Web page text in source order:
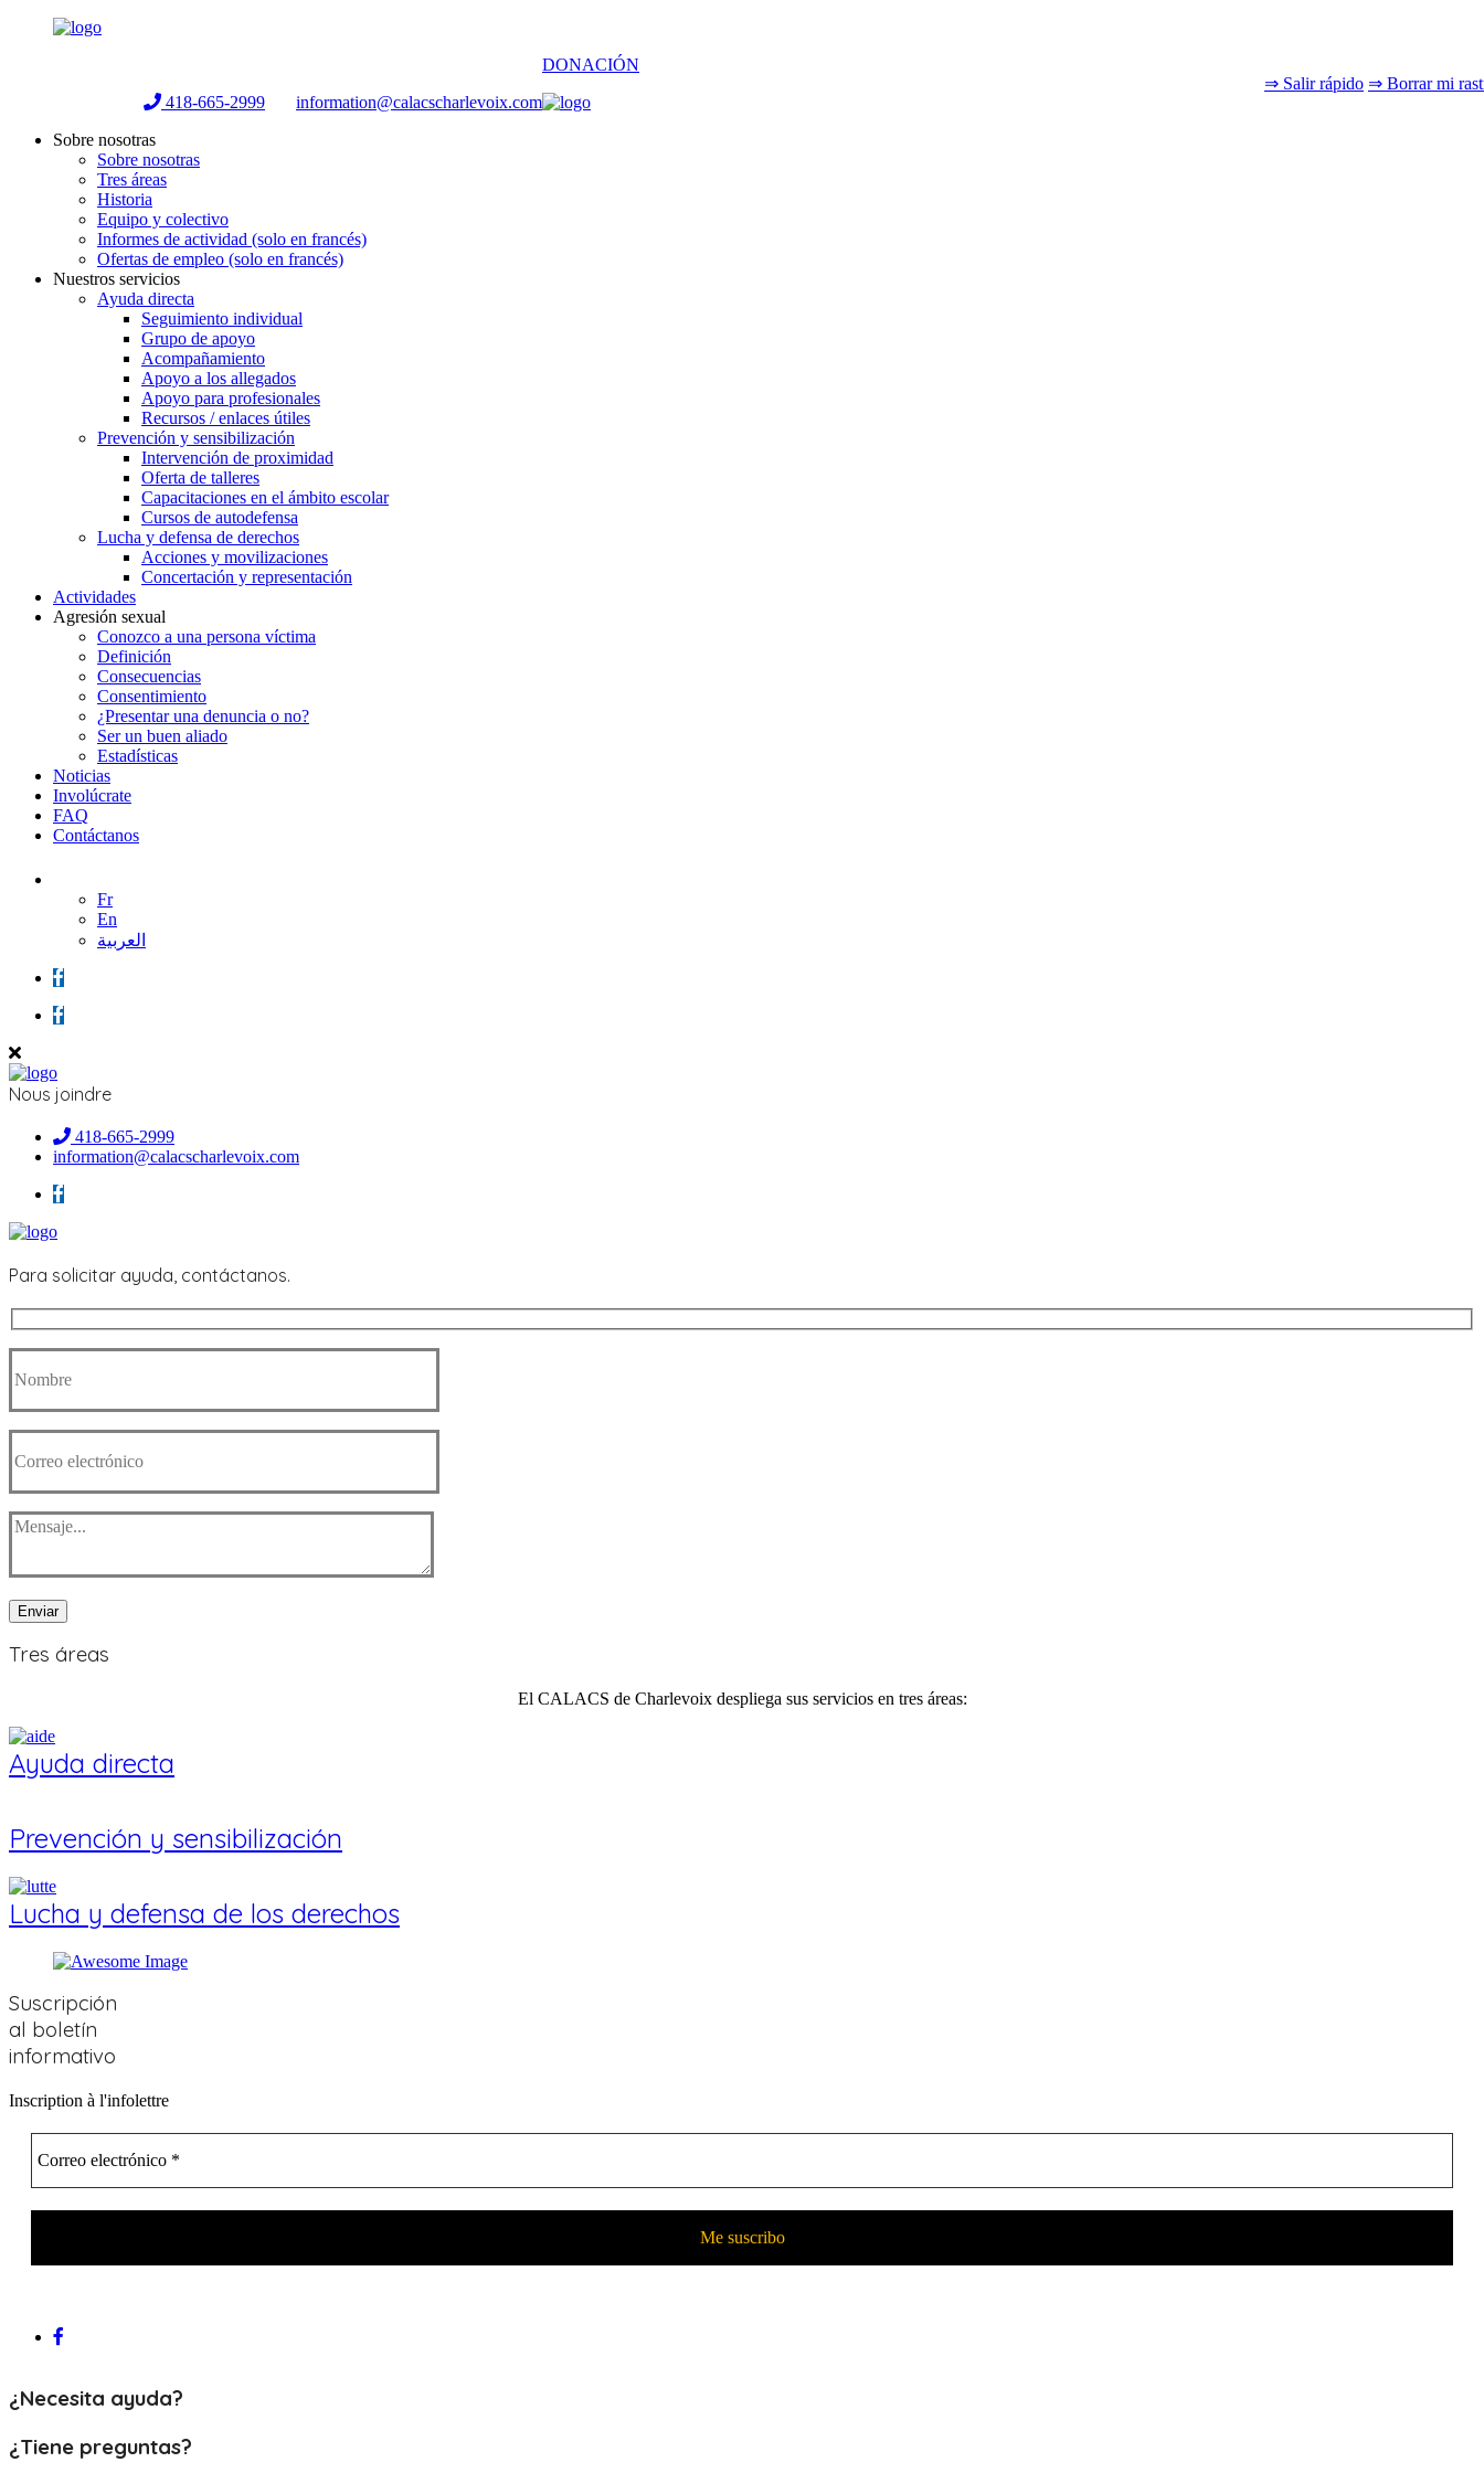
418-665-2999 information@calacscharlevoix.com
⇒ Salir rápido ⇒ Borrar mi
DONACIÓN
Sobre nosotras
Sobre nosotras
Tres áreas
Historia
Equipo y colectivo
Informes de actividad (solo en francés)
Ofertas de empleo (solo en francés)
Nuestros servicios
Ayuda directa
Seguimiento individual
Grupo de apoyo
Acompañamiento
Apoyo a los allegados
Apoyo para profesionales
Recursos / enlaces útiles
Prevención y sensibilización
Intervención de proximidad
Oferta de talleres
Capacitaciones en el ámbito escolar
Cursos de autodefensa
Lucha y defensa de derechos
Acciones y movilizaciones
Concertación y representación
Actividades
Agresión sexual
Conozco a una persona víctima
Definición
Consecuencias
Consentimiento
¿Presentar una denuncia o no?
Ser un buen aliado
Estadísticas
Noticias
Involúcrate
FAQ
Contáctanos
Fr
En
العربية
Nous joindre
418-665-2999
information@calacscharlevoix.com
Para solicitar ayuda, contáctanos.
Enviar
Tres áreas
El CALACS de Charlevoix despliega sus servicios en tres áreas:
Ayuda directa
Prevención y sensibilización
Lucha y defensa de los derechos
Suscripción
al boletín
informativo
Inscription à l'infolettre
¿Necesita ayuda?
¿Tiene preguntas?